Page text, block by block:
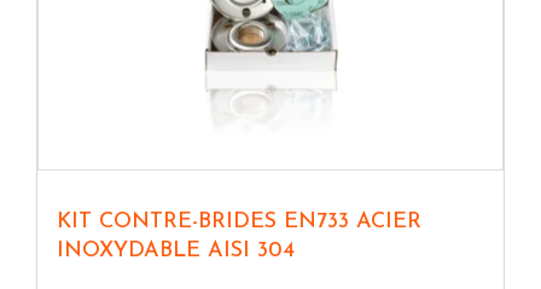
KIT CONTRE-BRIDES EN733 ACIER
INOXYDABLE AISI 304